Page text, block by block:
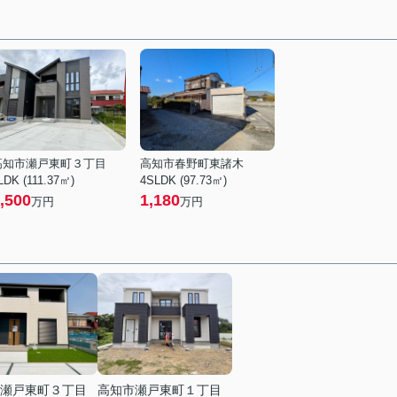
知市瀬戸東町３丁目
(111.37㎡)
万円
高知市春野町東諸木
4SLDK (97.73㎡)
1,180万円
戸東町３丁目 高知市瀬戸東町１丁目